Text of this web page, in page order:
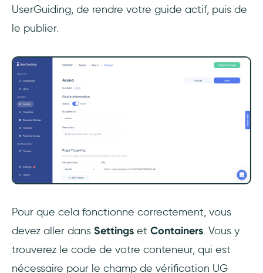
UserGuiding, de rendre votre guide actif, puis de
le publier.
Pour que cela fonctionne correctement, vous
devez aller dans Settings et Containers. Vous y
trouverez le code de votre conteneur, qui est
nécessaire pour le champ de vérification UG